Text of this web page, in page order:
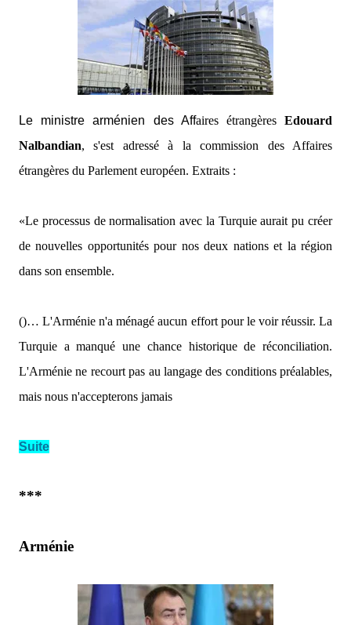
Le ministre arménien des Affaires étrangèresEdouard
Nalbandian, s'est adressé à la commission des Affaires
étrangères du Parlement européen. Extraits :
«Le processus de normalisation avec la Turquie aurait pu créer
de nouvelles opportunités pour nos deux nations et la région
dans son ensemble.
()… L'Arménie n'a ménagé aucun effort pour le voir réussir. La
Turquie a manqué une chance historique de réconciliation.
L'Arménie ne recourt pas au langage des conditions préalables,
mais nous n'accepterons jamais
Suite
***
Arménie